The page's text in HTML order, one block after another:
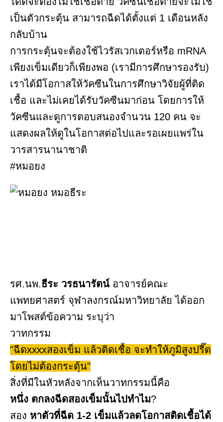
เป็นตัวกระตุ้น สามารถฉีดได้ตั้งแต่ 1 เดือนหลัง
กลับบ้าน
การกระตุ้นจะต้องใช้ไวรัสเวกเตอร์หรือ mRNA
เพียงเข็มเดียวก็เพียงพอ (เรามีการศึกษารองรับ)
เราได้มีโอกาสให้วัคซีนในการศึกษาวิจัยผู้ที่ติด
เชื้อ และไม่เคยได้รับวัคซีนมาก่อน โดยการให้
วัคซีนและดูการตอบสนองจำนวน 120 คน จะ
แสดงผลให้ดูในโอกาสต่อไปและรอเผยแพร่ใน
วารสารนานาชาติ
#หมอยง
รศ.นพ.ธีระ วรธนารัตน์ อาจารย์คณะ
แพทยศาสตร์ จุฬาลงกรณ์มหาวิทยาลัย ได้ออก
มาโพสต์ข้อความ ระบุว่า
วาทกรรม
"ฉีดxxxxสองเข็ม แล้วติดเชื้อ จะทำให้ภูมิสูงปรี๊ด
โดยไม่ต้องกระตุ้น"
สิ่งที่มีในหัวหลังจากเห็นวาทกรรมนี้คือ
หนึ่ง ตกลงฉีดสองเข็มนั้นไปทำไม?
สอง หาตัวที่ฉีด 1-2 เข็มแล้วลดโอกาสติดเชื้อได้